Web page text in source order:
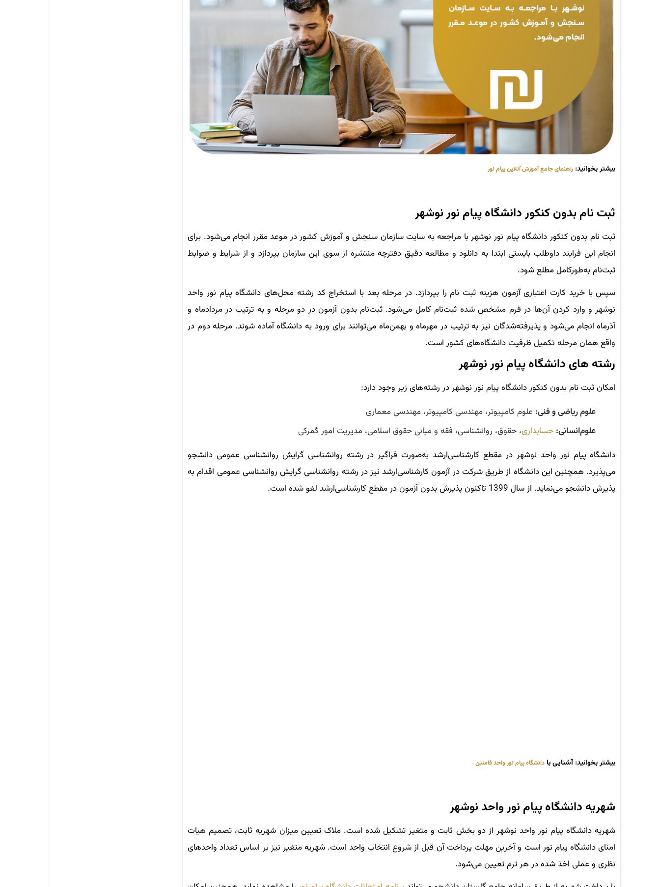
بیشتر بخوانید: راهنمای جامع آموزش آنلاین پیام نور
ثبت نام بدون کنکور دانشگاه پیام نور نوشهر
ثبت نام بدون کنکور دانشگاه پیام نور نوشهر با مراجعه به سایت سازمان سنجش و آموزش کشور در موعد مقرر انجام می‌شود. برای
انجام این فرایند داوطلب بایستی ابتدا به دانلود و مطالعه دقیق دفترچه منتشره از سوی این سازمان بپردازد و از شرایط و ضوابط
ثبت‌نام به‌طورکامل مطلع شود.
سپس با خرید کارت اعتباری آزمون هزینه ثبت نام را بپردازد. در مرحله بعد با استخراج کد رشته‌ محل‌های دانشگاه پیام نور واحد
نوشهر و وارد کردن آن‌ها در فرم مشخص شده ثبت‌نام کامل می‌شود. ثبت‌نام بدون آزمون در دو مرحله و به ترتیب در مردادماه و
آذرماه انجام می‌شود و پذیرفته‌شدگان نیز به ترتیب در مهرماه و بهمن‌ماه می‌توانند برای ورود به دانشگاه آماده شوند. مرحله دوم در
واقع همان مرحله تکمیل ظرفیت دانشگاه‌های کشور است.
رشته های دانشگاه پیام نور نوشهر
امکان ثبت نام بدون کنکور دانشگاه پیام نور نوشهر در رشته‌های زیر وجود دارد:
علوم ریاضی و فنی: علوم کامپیوتر، مهندسی کامپیوتر، مهندسی معماری
علوم‌انسانی: حسابداری، حقوق، روانشناسی، فقه و مبانی حقوق اسلامی، مدیریت امور گمرکی
دانشگاه پیام نور واحد نوشهر در مقطع کارشناسی‌ارشد به‌صورت فراگیر در رشته روانشناسی گرایش روانشناسی عمومی دانشجو
می‌پذیرد. همچنین این دانشگاه از طریق شرکت در آزمون کارشناسی‌ارشد نیز در رشته روانشناسی گرایش روانشناسی عمومی اقدام به
پذیرش دانشجو می‌نماید. از سال 1399 تاکنون پذیرش بدون آزمون در مقطع کارشناسی‌ارشد لغو شده است.
بیشتر بخوانید: آشنایی با دانشگاه پیام نور واحد فامنین
شهریه دانشگاه پیام نور واحد نوشهر
شهریه دانشگاه پیام نور واحد نوشهر از دو بخش ثابت و متغیر تشکیل شده است. ملاک تعیین میزان شهریه ثابت، تصمیم هیات
امنای دانشگاه پیام نور است و آخرین مهلت پرداخت آن قبل از شروع انتخاب واحد است. شهریه متغیر نیز بر اساس تعداد واحدهای
نظری و عملی اخذ شده در هر ترم تعیین می‌شود.